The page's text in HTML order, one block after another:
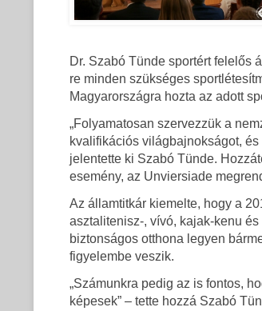
Dr. Szabó Tünde sportért felelős
re minden szükséges
Magyarországra hozta az adott
„Folyamatosan szervezzük a
kvalifikációs világbajnokságot,
jelentette ki Szabó Tünde.
esemény, az Unviersiade
Az államtitkár kiemelte, hogy a
asztalitenisz-, vívó, kajak-kenu
biztonságos otthona legyen
figyelembe veszik.
„Számunkra pedig az is fontos,
képesek” – tette hozzá Szabó